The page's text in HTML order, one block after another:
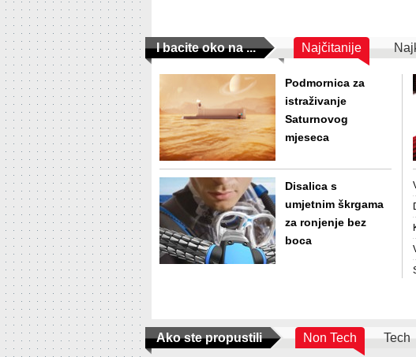
I bacite oko na ... Najčitanije
Podmornica za
istraživanje
Saturnovog
mjeseca
Disalica s
umjetnim škrgama
za ronjenje bez
boca
Ako ste propustili Non Tech Tech